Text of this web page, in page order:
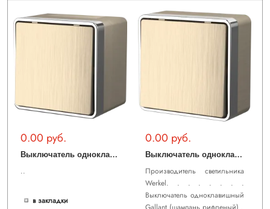
0.00 руб.
В
ыключатель одноклавишный влагозащищенный Gallant (шампань рифленый) WL15-01-02
..
в закладки
0.00 руб.
В
ыключатель одноклавишный Gallant (шампань рифленый) WL15-01-01
Производитель светильника
Werkel. . . . . . . .
Выключатель одноклавишный